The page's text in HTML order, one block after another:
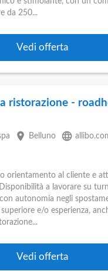
da 250...
Vedi offerta
ristorazione -
place Belluno language
orientamento al cliente e
a lavorare su
autonomia negli
e/o esperienza,
Vedi offerta